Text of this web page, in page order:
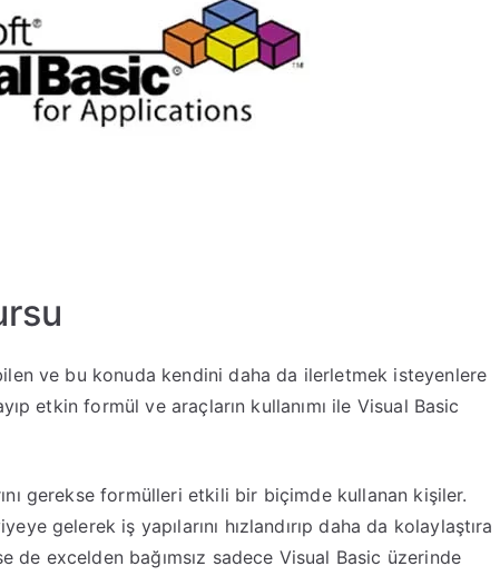
ve bu konuda kendini daha da ilerletmek isteyenlere
etkin formül ve araçların kullanımı ile Visual Basic
gerekse formülleri etkili bir biçimde kullanan kişiler.
gelerek iş yapılarını hızlandırıp daha da kolaylaştıra
excelden bağımsız sadece Visual Basic üzerinde